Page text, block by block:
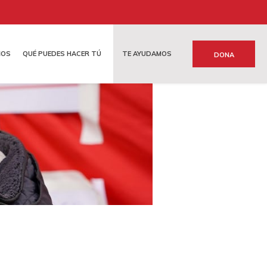
INTERNACIONAL
QUÉ PUEDES HACER TÚ TE AYUDAMOS DONA